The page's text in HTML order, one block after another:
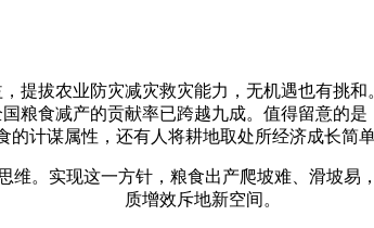
拔农业防灾减灾救灾能力，无机遇也有挑和
粮食减产的贡献率已跨越九成。值得留意的
的计谋属性，还有人将耕地取处所经济成长简
。实现这一方针，粮食出产爬坡难、滑坡易
质增效斥地新空间。